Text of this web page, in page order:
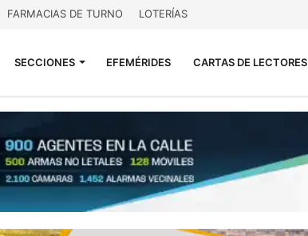
FARMACIAS DE TURNO LOTERÍAS
SECCIONES EFEMÉRIDES CARTAS DE LECTORES